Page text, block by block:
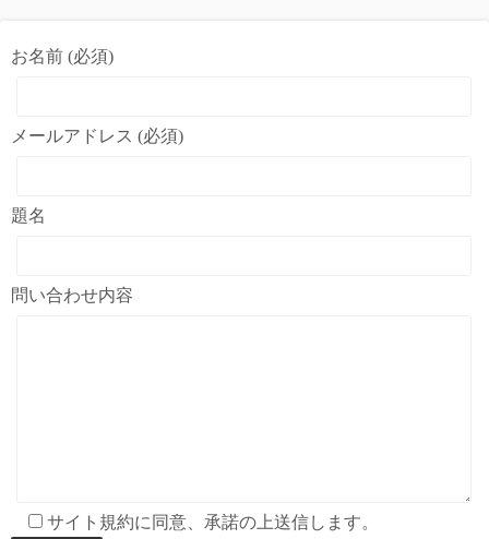
お名前 (必須)
メールアドレス (必須)
題名
問い合わせ内容
サイト規約に同意、承諾の上送信します。